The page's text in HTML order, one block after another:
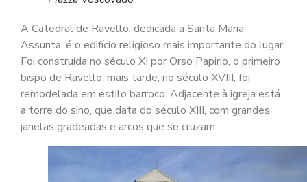
A Catedral de Ravello, dedicada a Santa Maria
Assunta, é o edifício religioso mais importante do lugar.
Foi construída no século XI por Orso Papirio, o primeiro
bispo de Ravello, mais tarde, no século XVIII, foi
remodelada em estilo barroco. Adjacente à igreja está
a torre do sino, que data do século XIII, com grandes
janelas gradeadas e arcos que se cruzam.